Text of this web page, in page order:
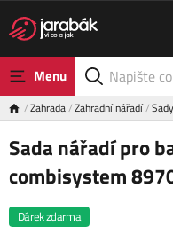
Menu
Zahrada Zahradní nářadí
Sada nářadí pro
combisystem
Dárek zdarma